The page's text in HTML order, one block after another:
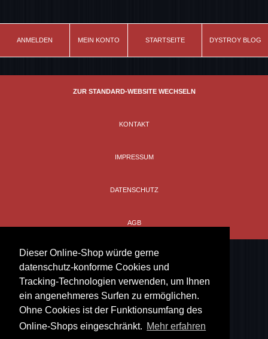
Dieser Online-Shop würde gerne
datenschutz-konforme Cookies und
Tracking-Technologien verwenden, um Ihnen
ein angenehmeres Surfen zu ermöglichen.
Ohne Cookies ist der Funktionsumfang des
Online-Shops eingeschränkt. Mehr erfahren
Farbe
Modell
ANMELDEN MEIN KONTO STARTSEITE DYSTROY BLOG
ZUR STANDARD-WEBSITE WECHSELN
KONTAKT
IMPRESSUM
DATENSCHUTZ
AGB